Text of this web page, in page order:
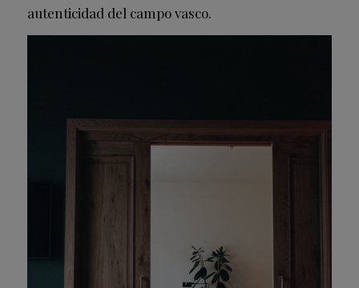
autenticidad del campo vasco.